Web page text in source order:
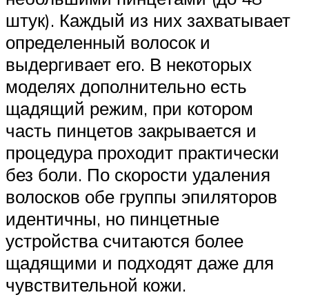
штук). Каждый из них захватывает
определенный волосок и
выдергивает его. В некоторых
моделях дополнительно есть
щадящий режим, при котором
часть пинцетов закрывается и
процедура проходит практически
без боли. По скорости удаления
волосков обе группы эпиляторов
идентичны, но пинцетные
устройства считаются более
щадящими и подходят даже для
чувствительной кожи.